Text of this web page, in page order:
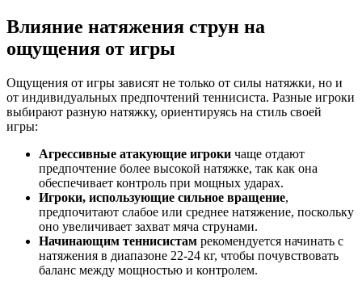
Влияние натяжения струн на
ощущения от игры
Ощущения от игры зависят не только от силы натяжки, но и
от индивидуальных предпочтений теннисиста. Разные игроки
выбирают разную натяжку, ориентируясь на стиль своей
игры:
Агрессивные атакующие игроки чаще отдают
предпочтение более высокой натяжке, так как она
обеспечивает контроль при мощных ударах.
Игроки, использующие сильное вращение,
предпочитают слабое или среднее натяжение, поскольку
оно увеличивает захват мяча струнами.
Начинающим теннисистам рекомендуется начинать с
натяжения в диапазоне 22-24 кг, чтобы почувствовать
баланс между мощностью и контролем.